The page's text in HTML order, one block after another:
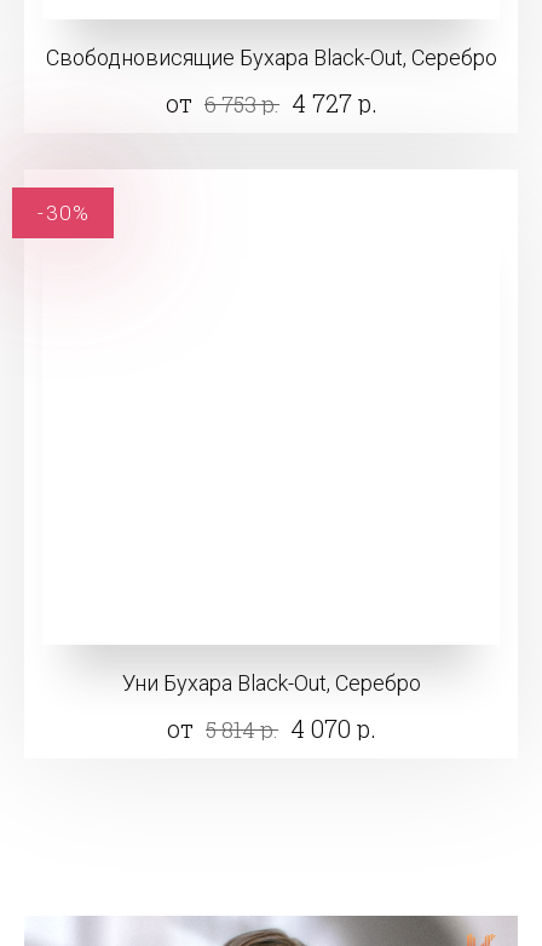
Свободновисящие Бухара Black-Out, Серебро
от 6 753 р. 4 727 р.
Уни Бухара Black-Out, Серебро
от 5 814 р. 4 070 р.
-30%